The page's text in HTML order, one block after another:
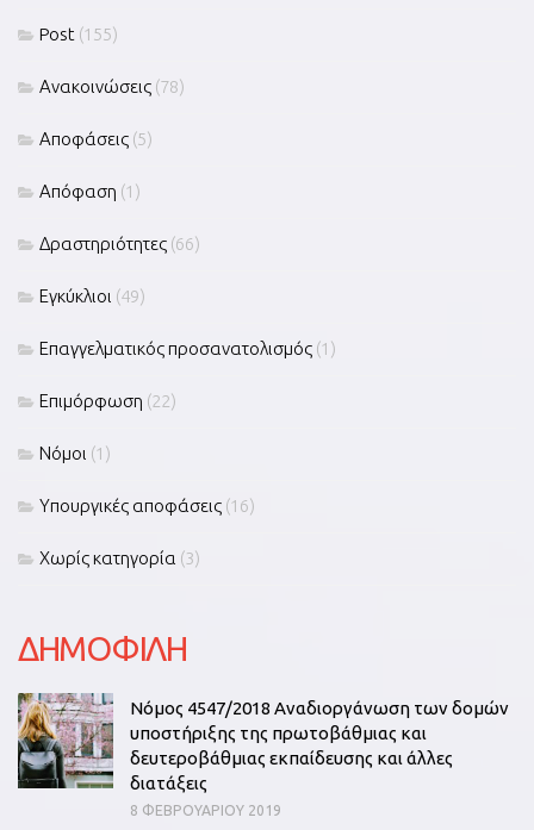
Post (155)
Ανακοινώσεις (78)
Αποφάσεις (5)
Απόφαση (1)
Δραστηριότητες (66)
Εγκύκλιοι (49)
Επαγγελματικός προσανατολισμός (1)
Επιμόρφωση (22)
Νόμοι (1)
Υπουργικές αποφάσεις (16)
Χωρίς κατηγορία (3)
ΔΗΜΟΦΙΛΗ
Νόμος 4547/2018 Αναδιοργάνωση των δομών
υποστήριξης της πρωτοβάθμιας και
δευτεροβάθμιας εκπαίδευσης και άλλες
διατάξεις
8 ΦΕΒΡΟΥΑΡΊΟΥ 2019